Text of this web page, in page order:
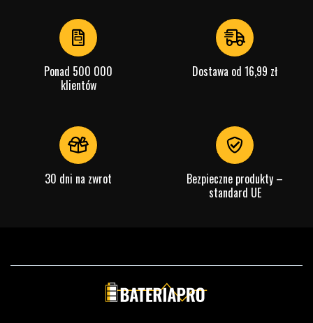
Ponad 500 000
klientów
Dostawa od 16,99 zł
30 dni na zwrot
Bezpieczne produkty –
standard UE